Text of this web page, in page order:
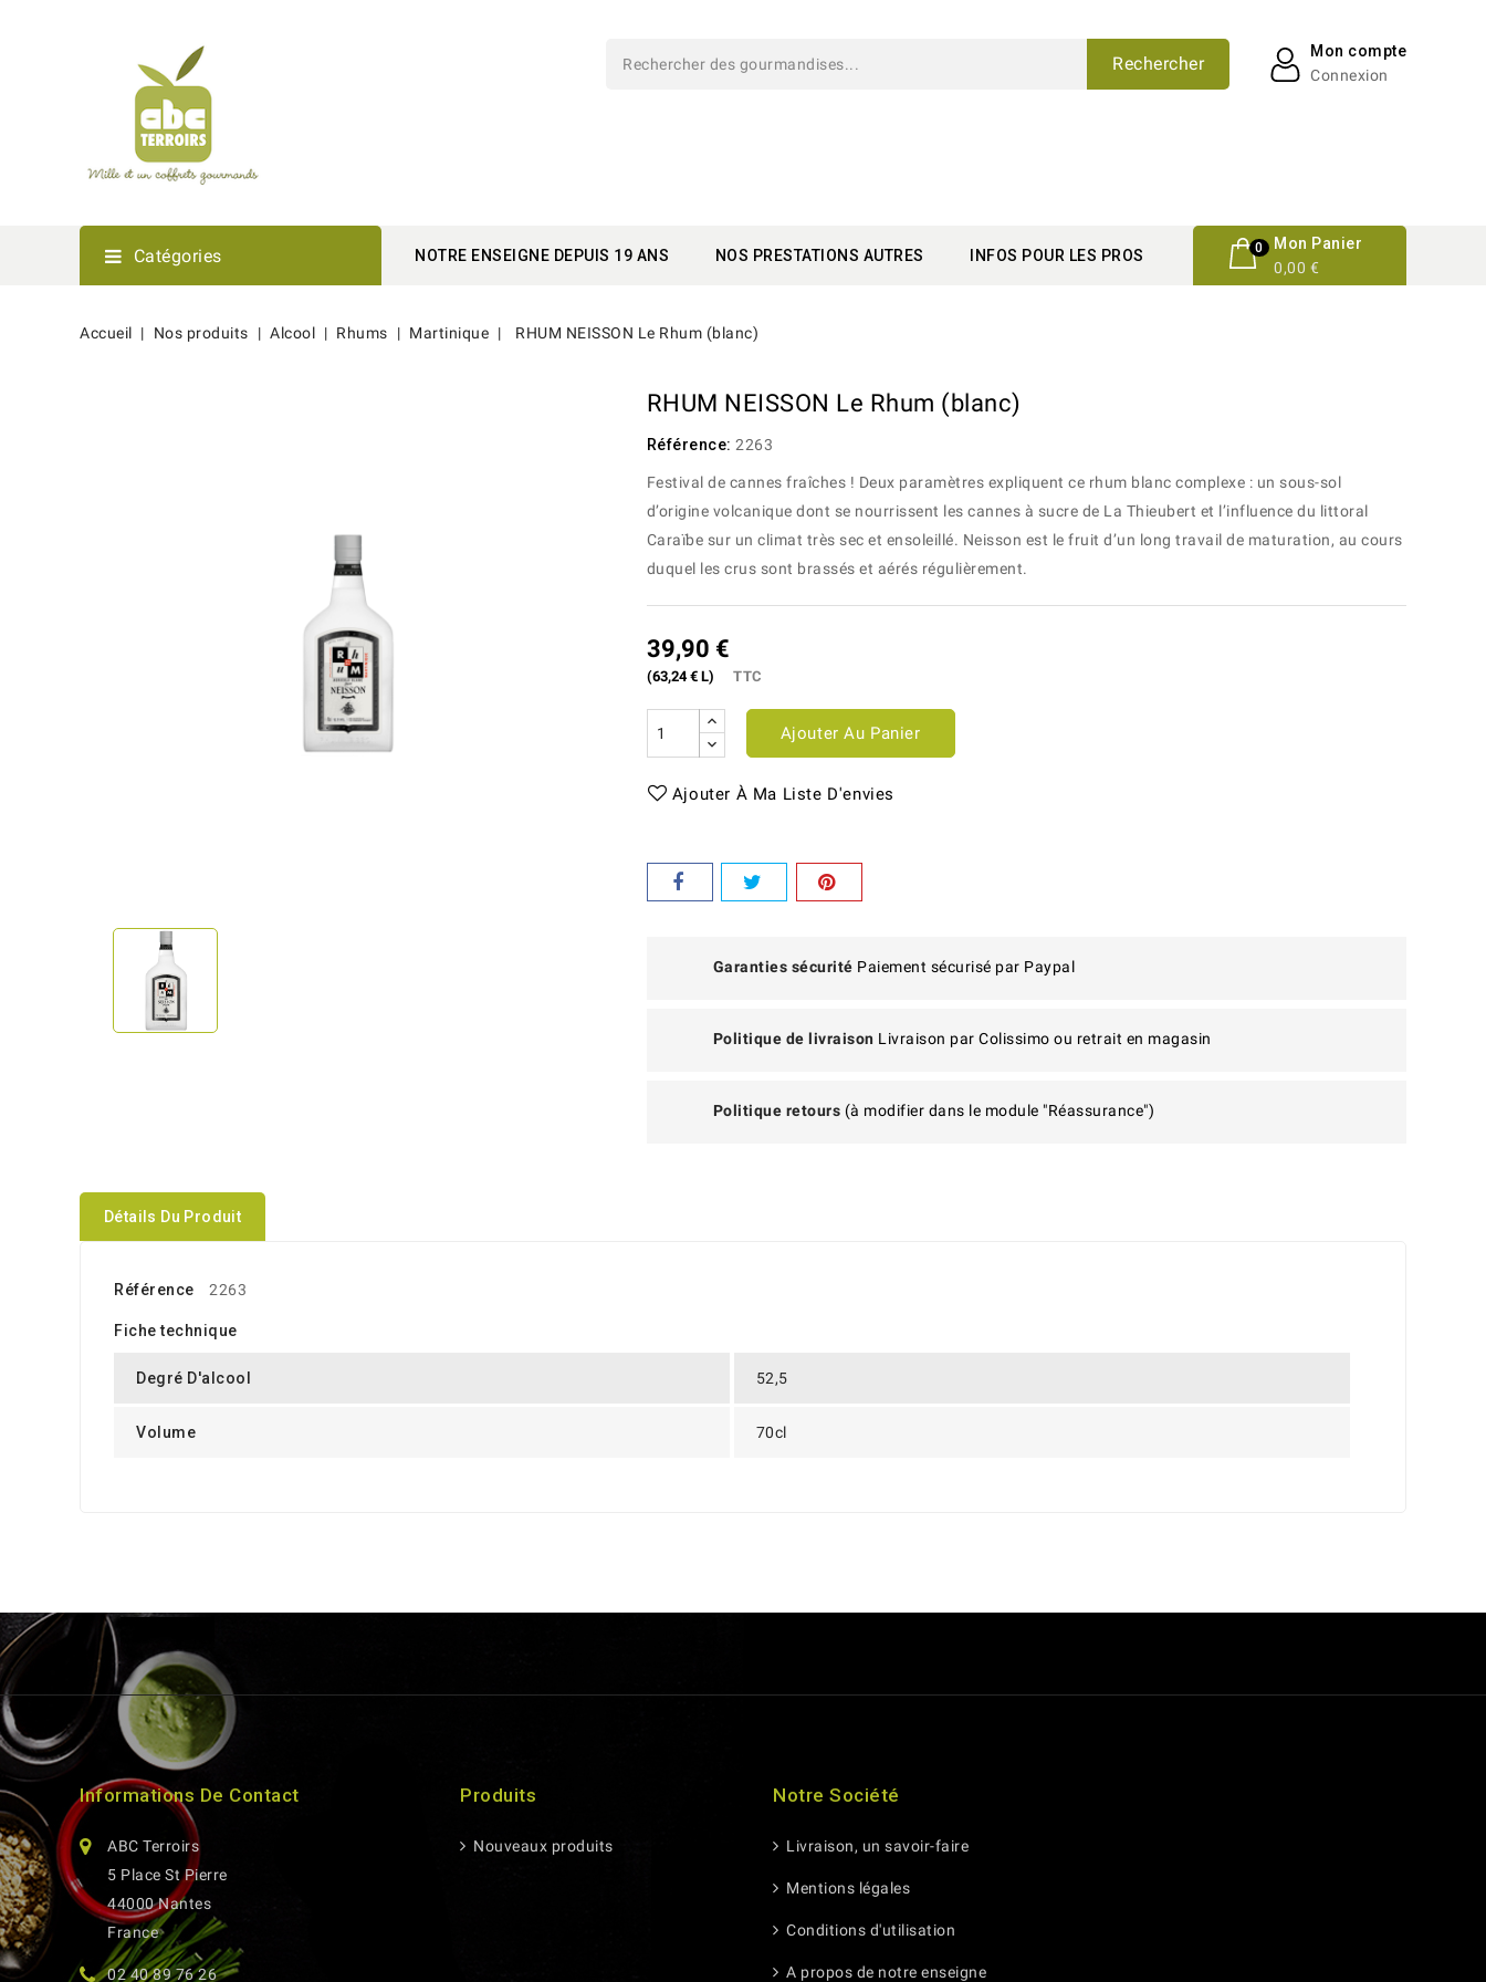
Mon compte
Connexion
Rechercher
Catégories NOTRE ENSEIGNE DEPUIS 19 ANS NOS PRESTATIONS AUTRES INFOS POUR LES PROS
Mon Panier
0
0,00 €
Accueil Nos produits Alcool Rhums Martinique RHUM NEISSON Le Rhum (blanc)
RHUM NEISSON Le Rhum (blanc)
Référence: 2263
Festival de cannes fraîches ! Deux paramètres expliquent ce rhum blanc complexe : un sous-sol
d’origine volcanique dont se nourrissent les cannes à sucre de La Thieubert et l’influence du littoral
Caraïbe sur un climat très sec et ensoleillé. Neisson est le fruit d’un long travail de maturation, au cours
duquel les crus sont brassés et aérés régulièrement.
39,90 €
(63,24 € L) TTC
Ajouter Au Panier
Ajouter À Ma Liste D'envies
Garanties sécurité Paiement sécurisé par Paypal
Politique de livraison Livraison par Colissimo ou retrait en magasin
Politique retours (à modifier dans le module "Réassurance")
Détails Du Produit
Référence 2263
Fiche technique
Degré D'alcool 52,5
Volume 70cl
Informations De Contact
ABC Terroirs
5 Place St Pierre
44000 Nantes
France
02 40 89 76 26
Produits
Nouveaux produits
Notre Société
Livraison, un savoir-faire
Mentions légales
Conditions d'utilisation
A propos de notre enseigne